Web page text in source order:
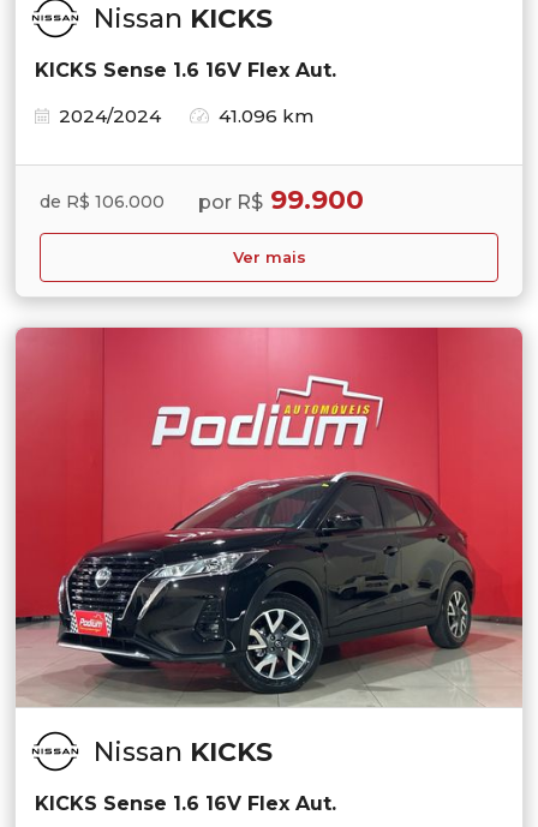
Nissan KICKS
KICKS Sense 1.6 16V Flex Aut.
2024/2024
41.096 km
de R$ 106.000 por R$ 99.900
Ver mais
Nissan KICKS
KICKS Sense 1.6 16V Flex Aut.